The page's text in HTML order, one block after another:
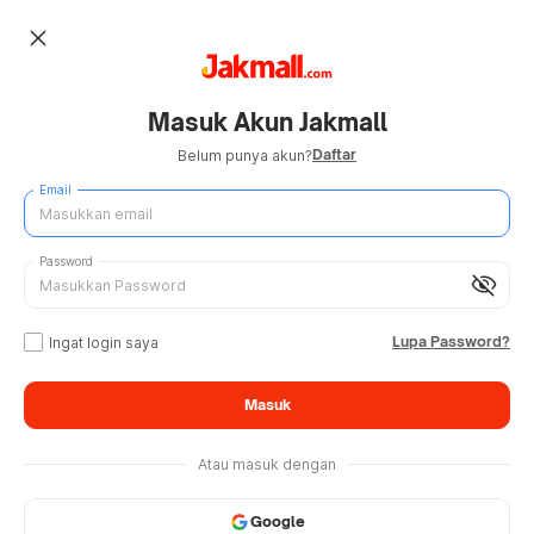
close
Masuk Akun Jakmall
Belum punya akun?Daftar
Email
visibility_off
Password
Ingat login saya Lupa Password?
Masuk
Atau masuk dengan
Google